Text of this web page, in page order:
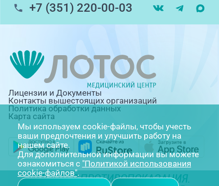
+7 (351) 220-00-03
Лицензии и Документы
Контакты вышестоящих организаций
Политика обработки данных
Карта сайта
ИМЕЮТСЯ ПРОТИВОПОКАЗАНИЯ.
Мы используем cookie-файлы, чтобы учесть
ваши предпочтения и улучшить работу на
нашем сайте.
Для дополнительной информации вы можете
ознакомиться с "Политикой использования
cookie-файлов".